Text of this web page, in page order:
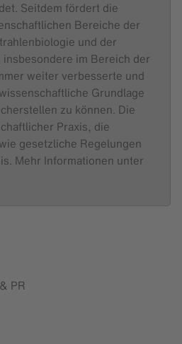
Seitdem fördert die
Bereiche der
und der
im Bereich der
weiter verbesserte und
Grundlage
zu können. Die
Praxis, die
gesetzliche Regelungen
Mehr Informationen unter
PR